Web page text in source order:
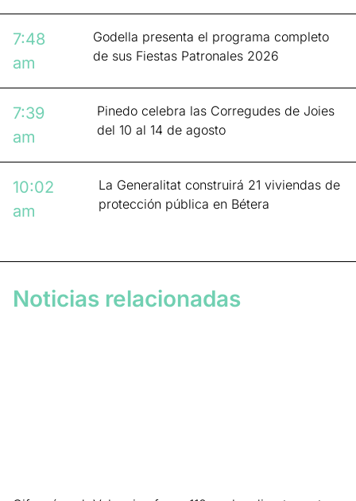
7:48
am
Godella presenta el programa completo
de sus Fiestas Patronales 2026
7:39
am
Pinedo celebra las Corregudes de Joies
del 10 al 14 de agosto
10:02
am
La Generalitat construirá 21 viviendas de
protección pública en Bétera
Noticias relacionadas